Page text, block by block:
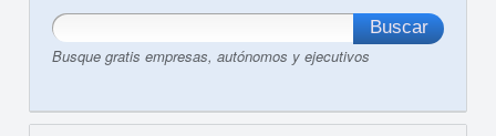
Busque gratis empresas, autónomos y ejecutivos